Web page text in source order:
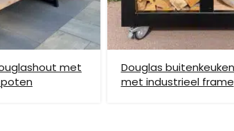
worden, hiervoor brengen wij
met
Douglas
met industrieel frame